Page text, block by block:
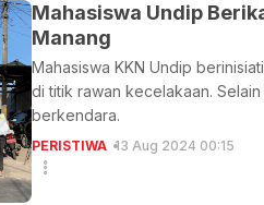
Mahasiswa Undip
Manang
Mahasiswa KKN Undip
di titik rawan kecelakaan.
berkendara.
PERISTIWA 13 Aug 2024 00:15